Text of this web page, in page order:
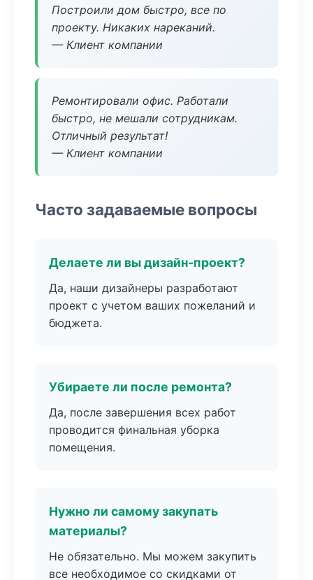
Построили дом быстро, все по
проекту. Никаких нареканий.
— Клиент компании
Ремонтировали офис. Работали
быстро, не мешали сотрудникам.
Отличный результат!
— Клиент компании
Часто задаваемые вопросы
Делаете ли вы дизайн-проект?
Да, наши дизайнеры разработают
проект с учетом ваших пожеланий и
бюджета.
Убираете ли после ремонта?
Да, после завершения всех работ
проводится финальная уборка
помещения.
Нужно ли самому закупать
материалы?
Не обязательно. Мы можем закупить
все необходимое со скидками от